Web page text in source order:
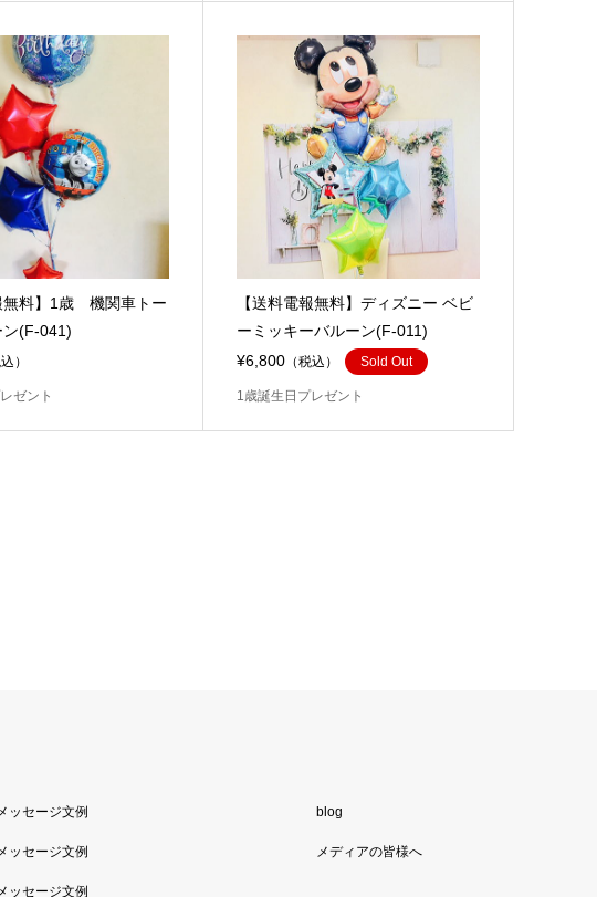
無料】1歳 機関車トー
ン(F-041)
）
ゼント
【送料電報無料】ディズニー ベビ
ーミッキーバルーン(F-011)
¥6,800 （税込） Sold Out
1歳誕生日プレゼント
ッセージ文例
ッセージ文例
ッセージ文例
blog
メディアの皆様へ